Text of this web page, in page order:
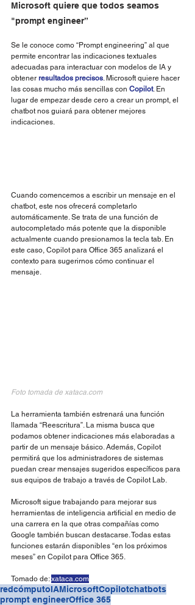
Microsoft quiere que todos seamos
"prompt engineer”
Se le conoce como “Prompt engineering” al que
permite encontrar las indicaciones textuales
adecuadas para interactuar con modelos de IA y
obtener resultados precisos. Microsoft quiere hacer
las cosas mucho más sencillas con Copilot. En
lugar de empezar desde cero a crear un prompt, el
chatbot nos guiará para obtener mejores
indicaciones.
Cuando comencemos a escribir un mensaje en el
chatbot, este nos ofrecerá completarlo
automáticamente. Se trata de una función de
autocompletado más potente que la disponible
actualmente cuando presionamos la tecla tab. En
este caso, Copilot para Office 365 analizará el
contexto para sugerirnos cómo continuar el
mensaje.
Foto tomada de xataca.com
La herramienta también estrenará una función
llamada “Reescritura”. La misma busca que
podamos obtener indicaciones más elaboradas a
partir de un mensaje básico. Además, Copilot
permitirá que los administradores de sistemas
puedan crear mensajes sugeridos específicos para
sus equipos de trabajo a través de Copilot Lab.
Microsoft sigue trabajando para mejorar sus
herramientas de inteligencia artificial en medio de
una carrera en la que otras compañías como
Google también buscan destacarse. Todas estas
funciones estarán disponibles “en los próximos
meses” en Copilot para Office 365.
Tomado de: xataca.com
redcómputoIAMicrosoftCopilotchatbots
prompt engineerOffice 365